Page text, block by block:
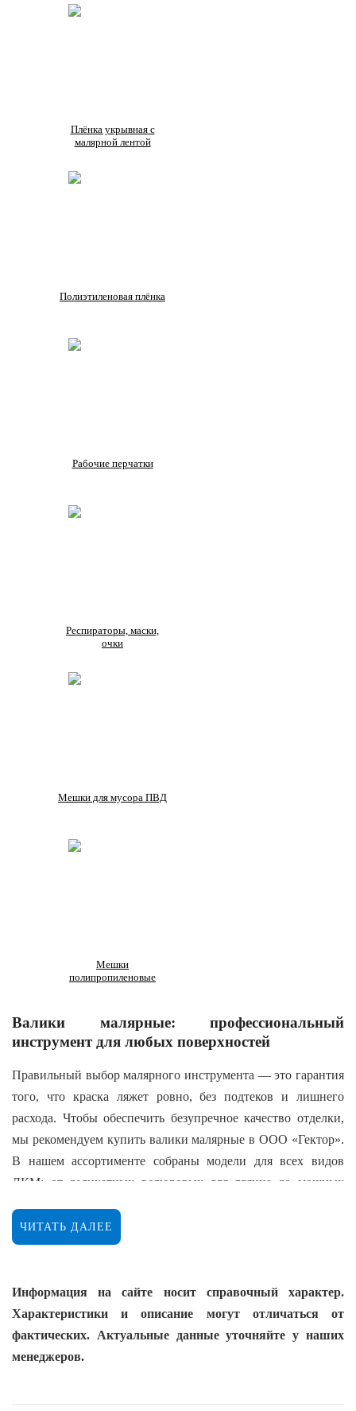
Плёнка укрывная с
малярной лентой
Полиэтиленовая плёнка
Рабочие перчатки
Респираторы, маски,
очки
Мешки для мусора ПВД
Мешки
полипропиленовые
Валики малярные: профессиональный
инструмент для любых поверхностей
Правильный выбор малярного инструмента — это гарантия
того, что краска ляжет ровно, без подтеков и лишнего
расхода. Чтобы обеспечить безупречное качество отделки,
мы рекомендуем купить валики малярные в ООО «Гектор».
В нашем ассортименте собраны модели для всех видов
ЛКМ: от деликатных велюровых для глянца до мощных
Какой тип валика необходим для вашего
Мы поставляем полный спектр оснастки из нашего каталога
под конкретные задачи:
мини-валики гирпаинт и велюр: идеальны для
ЧИТАТЬ ДАЛЕЕ
Информация на сайте носит справочный характер.
Характеристики и описание могут отличаться от
фактических. Актуальные данные уточняйте у наших
менеджеров.